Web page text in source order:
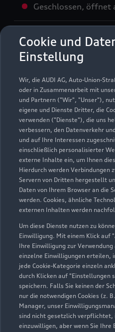
Cookie und
Einstellung
Wir, die AUDI AG, Auto-Union-
oder in Zusammenarbeit mit
und Partnern ("Wir", "Unser"),
eigene und Dienste Dritter, die
verwenden ("Dienste"), die uns
verbessern, den Datenverkehr
und auf Ihre Interessen
einschließlich personalisierter
externe Inhalte ein, um Ihnen
Hierdurch werden Verbindungen
Servern von Dritten hergestellt
Daten von Ihrem Browser an die
werden. Cookies, ähnliche
externen Inhalten werden
Um diese Dienste nutzen zu
Einwilligung. Mit einem Klick auf
Ihre Einwilligung zur
einzelne Einwilligungen erteilen,
jede Cookie-Kategorie einzeln
durch Klicken auf "Einstellungen
speichern. Falls Sie keinen der
nur die notwendigen Cookies (z.
Manager, unser
sind nicht gesetzlich verpflichtet,
einzuwilligen, aber wenn Sie
Geschlossen, öffnet
Teile- und
Geschlossen ,öffnet
Samstags auf Anfrage von
geöffnet.
Zu den Rädern